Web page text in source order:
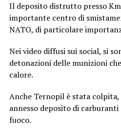
Il deposito distrutto presso
importante centro di
NATO, di particolare
Nei video diffusi sui social, si
detonazioni delle munizioni
calore.
Anche Ternopil è stata colpita,
annesso deposito di
fuoco.